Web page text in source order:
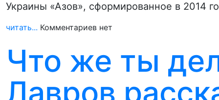
Украины «Азов», сформированное в 2014
читать... Комментариев нет
Что же ты
Лавров